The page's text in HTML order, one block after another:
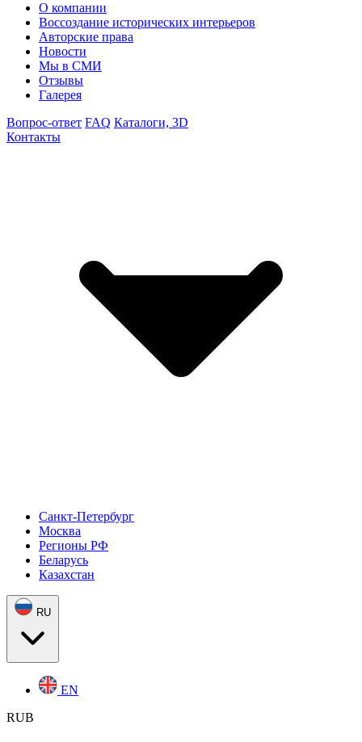
О компании
Воссоздание исторических интерьеров
Авторские права
Новости
Мы в СМИ
Отзывы
Галерея
Вопрос-ответ FAQ Каталоги, 3D
Контакты
Санкт-Петербург
Москва
Регионы РФ
Беларусь
Казахстан
RU
EN
RUB